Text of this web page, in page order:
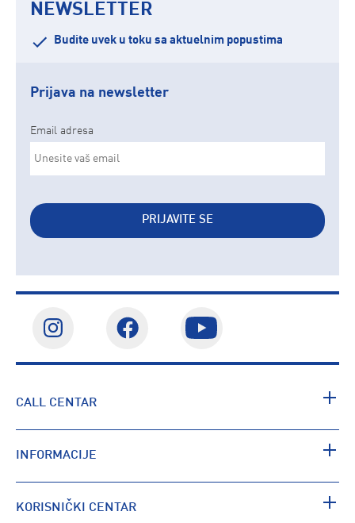
NEWSLETTER
Budite uvek u toku sa aktuelnim popustima
Prijava na newsletter
Email adresa
PRIJAVITE SE
CALL CENTAR
INFORMACIJE
KORISNIČKI CENTAR